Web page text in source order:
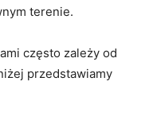
​terenie.
często zależy od
przedstawiamy